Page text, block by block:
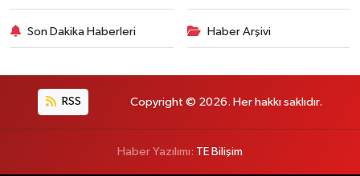
Son Dakika Haberleri Haber Arşivi
RSS Copyright © 2026. Her hakkı saklıdır.
Haber Yazılımı: TE Bilişim